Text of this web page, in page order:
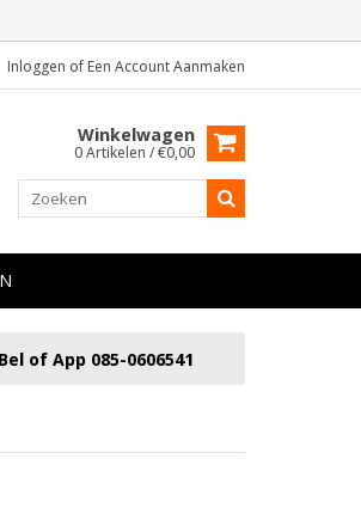
Inloggen of Een Account Aanmaken
Winkelwagen
0 Artikelen / €0,00
Bel of App 085-0606541